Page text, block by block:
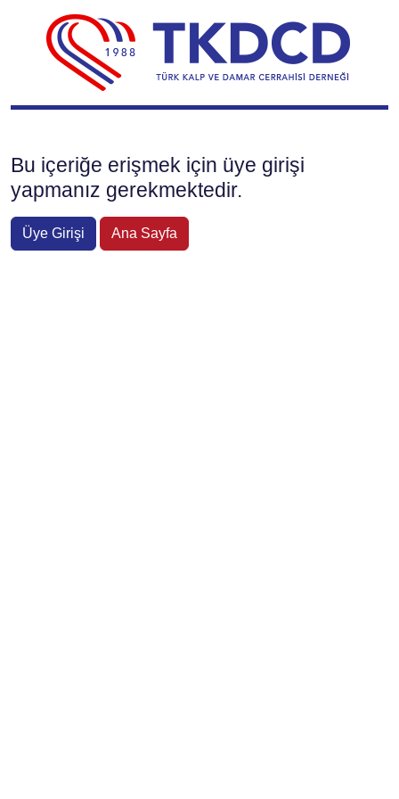
Bu içeriğe erişmek için üye girişi
yapmanız gerekmektedir.
Üye Girişi Ana Sayfa